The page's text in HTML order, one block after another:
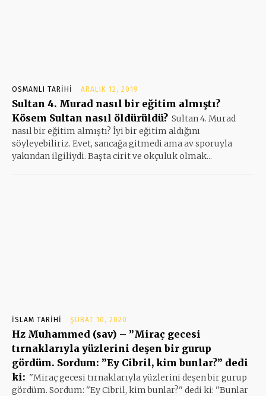
OSMANLI TARIHI ARALIK 12, 2019
Sultan 4. Murad nasıl bir eğitim almıştı?
Kösem Sultan nasıl öldürüldü? Sultan 4. Murad
nasıl bir eğitim almıştı? İyi bir eğitim aldığını
söyleyebiliriz. Evet, sancağa gitmedi ama av sporuyla
yakından ilgiliydi. Başta cirit ve okçuluk olmak...
İSLAM TARIHI ŞUBAT 10, 2020
Hz Muhammed (sav) – ”Miraç gecesi
tırnaklarıyla yüzlerini deşen bir gurup
gördüm. Sordum: ”Ey Cibril, kim bunlar?” dedi
ki: ''Miraç gecesi tırnaklarıyla yüzlerini deşen bir gurup
gördüm. Sordum: ''Ey Cibril, kim bunlar?'' dedi ki: ''Bunlar